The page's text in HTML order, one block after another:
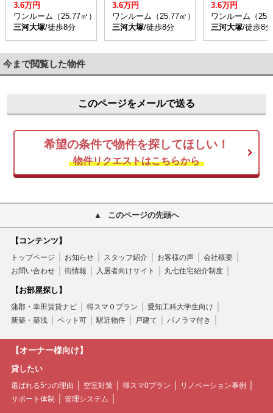
3.6万円
ワンルーム（25.77㎡）
三河大塚/徒歩8分
3.6万円
ワンルーム（25.77㎡）
三河大塚/徒歩8分
3.6万円
ワンルーム（
三河大塚/徒歩8分
今まで閲覧した物件
このページをメールで送る
希望の条件で物件を探してほしい！
物件リクエストはこちらから
このページの先頭へ
【コンテンツ】
トップページ お知らせ スタッフ紹介 お客様の声
会社概要
お問い合わせ
街情報 入居者向けサイト 丸七住宅紹介制度
【お部屋探し】
蒲郡・幸田賃貸ナビ 得スマ０プラン
愛知工科大学生向け
新築・築浅
ペット可 駅近物件 戸建て パノラマ付き
【オーナー様向け】
貸したい
選ばれる5つの理由 空室対策 得スマ0プラン
リノベーション事例
サポート体制
管理システム